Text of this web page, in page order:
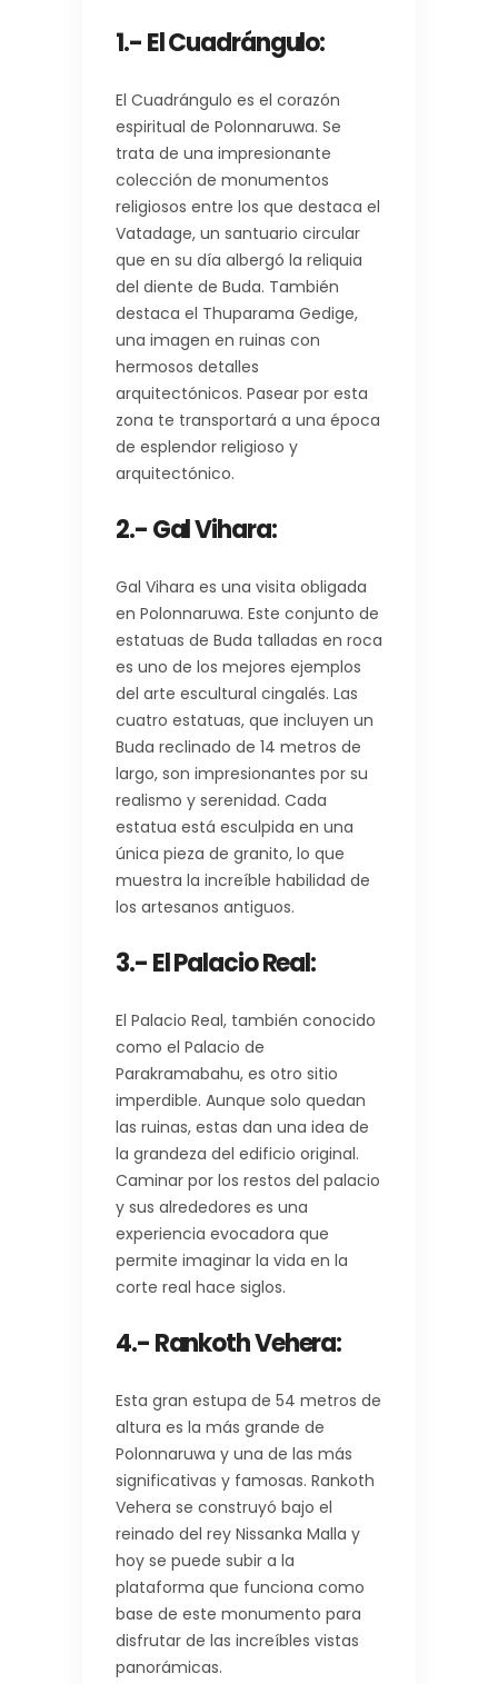
1.- El Cuadrángulo:
El Cuadrángulo es el corazón
espiritual de Polonnaruwa. Se
trata de una impresionante
colección de monumentos
religiosos entre los que destaca el
Vatadage, un santuario circular
que en su día albergó la reliquia
del diente de Buda. También
destaca el Thuparama Gedige,
una imagen en ruinas con
hermosos detalles
arquitectónicos. Pasear por esta
zona te transportará a una época
de esplendor religioso y
arquitectónico.
2.- Gal Vihara:
Gal Vihara es una visita obligada
en Polonnaruwa. Este conjunto de
estatuas de Buda talladas en roca
es uno de los mejores ejemplos
del arte escultural cingalés. Las
cuatro estatuas, que incluyen un
Buda reclinado de 14 metros de
largo, son impresionantes por su
realismo y serenidad. Cada
estatua está esculpida en una
única pieza de granito, lo que
muestra la increíble habilidad de
los artesanos antiguos.
3.- El Palacio Real:
El Palacio Real, también conocido
como el Palacio de
Parakramabahu, es otro sitio
imperdible. Aunque solo quedan
las ruinas, estas dan una idea de
la grandeza del edificio original.
Caminar por los restos del palacio
y sus alrededores es una
experiencia evocadora que
permite imaginar la vida en la
corte real hace siglos.
4.- Rankoth Vehera:
Esta gran estupa de 54 metros de
altura es la más grande de
Polonnaruwa y una de las más
significativas y famosas. Rankoth
Vehera se construyó bajo el
reinado del rey Nissanka Malla y
hoy se puede subir a la
plataforma que funciona como
base de este monumento para
disfrutar de las increíbles vistas
panorámicas.